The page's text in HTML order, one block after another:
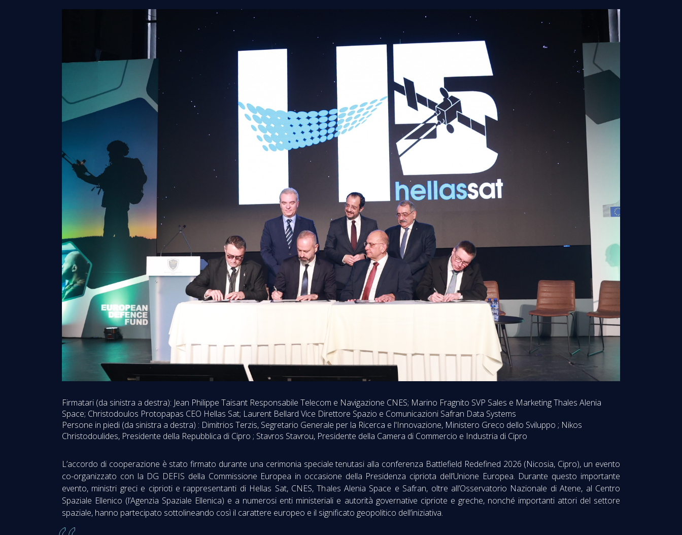
Firmatari (da sinistra a destra): Jean Philippe Taisant Responsabile Telecom e Navigazione CNES; Marino Fragnito SVP Sales e Marketing Thales Alenia
Space; Christodoulos Protopapas CEO Hellas Sat; Laurent Bellard Vice Direttore Spazio e Comunicazioni Safran Data Systems
Persone in piedi (da sinistra a destra) : Dimitrios Terzis, Segretario Generale per la Ricerca e l'Innovazione, Ministero Greco dello Sviluppo ; Nikos
Christodoulides, Presidente della Repubblica di Cipro ; Stavros Stavrou, Presidente della Camera di Commercio e Industria di Cipro
L’accordo di cooperazione è stato firmato durante una cerimonia speciale tenutasi alla conferenza Battlefield Redefined 2026 (Nicosia, Cipro), un evento
co-organizzato con la DG DEFIS della Commissione Europea in occasione della Presidenza cipriota dell’Unione Europea. Durante questo importante
evento, ministri greci e ciprioti e rappresentanti di Hellas Sat, CNES, Thales Alenia Space e Safran, oltre all’Osservatorio Nazionale di Atene, al Centro
Spaziale Ellenico (l’Agenzia Spaziale Ellenica) e a numerosi enti ministeriali e autorità governative cipriote e greche, nonché importanti attori del settore
spaziale, hanno partecipato sottolineando così il carattere europeo e il significato geopolitico dell’iniziativa.